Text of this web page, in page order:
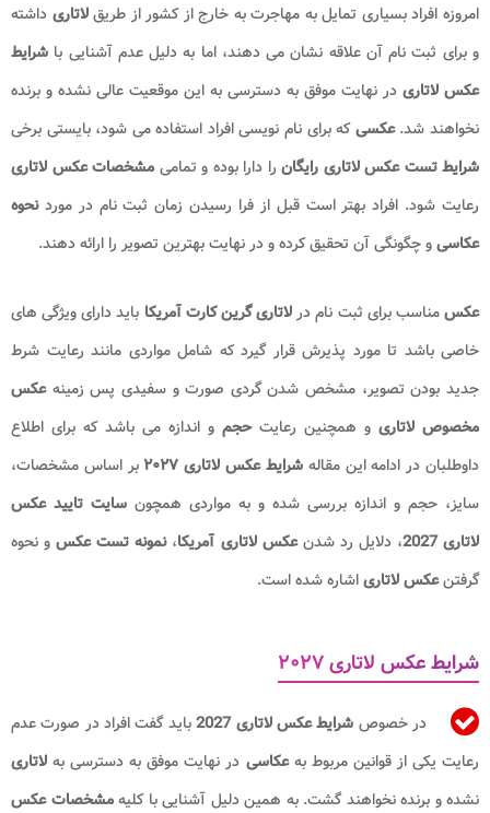
امروزه افراد بسیاری تمایل به مهاجرت به خارج از کشور از طریقلاتاری داشته
و برای ثبت نام آن علاقه نشان می دهند، اما به دلیل عدم آشنایی با شرایط
عکس لاتاری در نهایت موفق به دسترسی به این موقعیت عالی نشده و برنده
نخواهند شد.عکسیکه برای نام نویسی افراد استفاده می شود، بایستی برخی
شرایط تست عکس لاتاری رایگان را دارا بوده و تمامی مشخصات عکس لاتاری
رعایت شود. افراد بهتر است قبل از فرا رسیدن زمان ثبت نام در موردنحوه
عکاسیو چگونگی آن تحقیق کرده و در نهایت بهترین تصویر را ارائه دهند.
عکسمناسب برای ثبت نام درلاتاری گرین کارت آمریکا باید دارای ویژگی‌ های
خاصی باشد تا مورد پذیرش قرار گیرد که شامل مواردی مانند رعایت شرط
جدید بودن تصویر، مشخص شدن گردی صورت و سفیدی پس زمینهعکس
مخصوص لاتاری و همچنین رعایتحجم و اندازه می باشد که برای اطلاع
داوطلبان در ادامه این مقالهشرایط عکس لاتاری ۲۰۲۷
بر اساس مشخصات،
سایز، حجم و اندازه بررسی شده و به مواردی همچون سایت تایید عکس
لاتاری 2027
، دلایل رد شدنعکس لاتاری آمریکا،نمونه تست عکسو نحوه
گرفتنعکس لاتاریاشاره شده است.
شرایط عکس لاتاری ۲۰۲۷
در خصوص شرایط عکس لاتاری 2027
باید گفت افراد در صورت عدم
رعایت یکی از قوانین مربوط بهعکاسی در نهایت موفق به دسترسی به لاتاری
نشده و برنده نخواهند گشت. به همین دلیل آشنایی با کلیهمشخصات عکس